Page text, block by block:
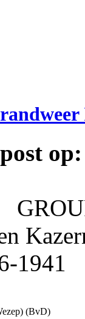
op:
1941
(BvD)